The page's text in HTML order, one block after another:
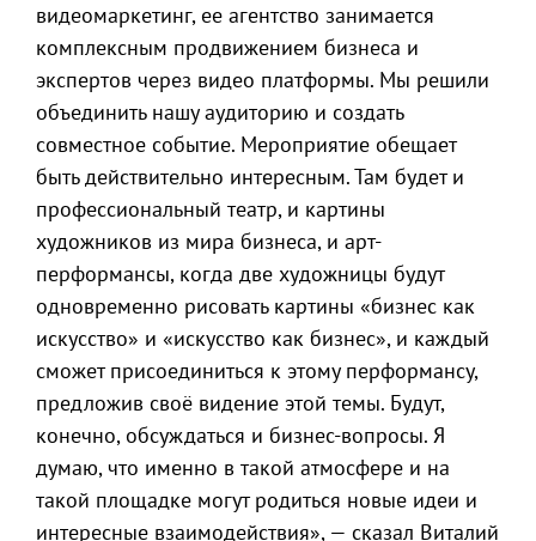
видеомаркетинг, ее агентство занимается
комплексным продвижением бизнеса и
экспертов через видео платформы. Мы решили
объединить нашу аудиторию и создать
совместное событие. Мероприятие обещает
быть действительно интересным. Там будет и
профессиональный театр, и картины
художников из мира бизнеса, и арт-
перформансы, когда две художницы будут
одновременно рисовать картины «бизнес как
искусство» и «искусство как бизнес», и каждый
сможет присоединиться к этому перформансу,
предложив своё видение этой темы. Будут,
конечно, обсуждаться и бизнес-вопросы. Я
думаю, что именно в такой атмосфере и на
такой площадке могут родиться новые идеи и
интересные взаимодействия», — сказал Виталий